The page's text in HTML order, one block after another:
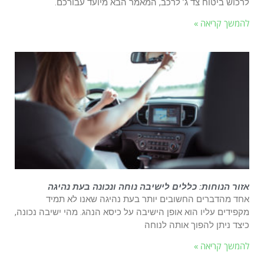
לרכוש ביטוח צד ג’ לרכב, המאמר הבא מיועד עבורכם.
להמשך קריאה »
אזור הנוחות: כללים לישיבה נוחה ונכונה בעת נהיגה
אחד מהדברים החשובים יותר בעת נהיגה שאנו לא תמיד
מקפידים עליו הוא אופן הישיבה על כיסא הנהג. מהי ישיבה נכונה,
כיצד ניתן להפוך אותה לנוחה
להמשך קריאה »